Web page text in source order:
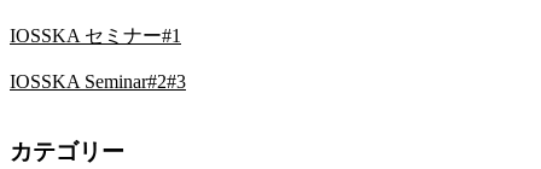
IOSSKA セミナー#1
IOSSKA Seminar#2#3
カテゴリー